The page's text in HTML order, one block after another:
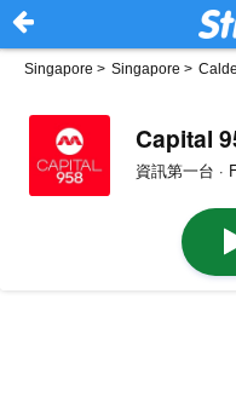
Singapore > Singapore >
Capital
資訊第一台 ·